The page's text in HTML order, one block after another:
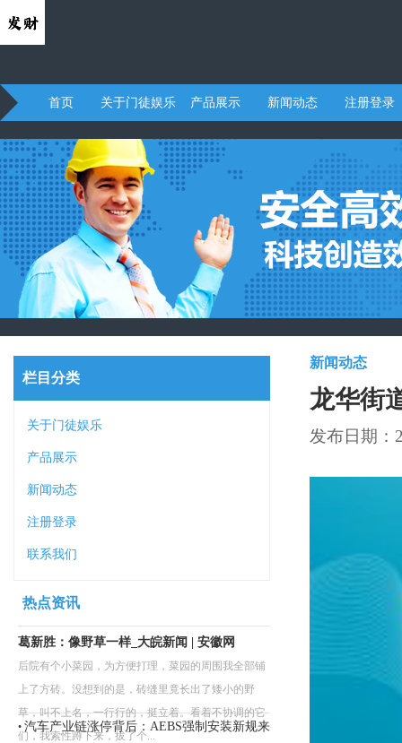
首页 关于门徒娱乐 产品展示 新闻动态 注册登录
栏目分类
关于门徒娱乐
产品展示
新闻动态
注册登录
联系我们
热点资讯
葛新胜：像野草一样_大皖新闻 | 安徽网
后院有个小菜园，为方便打理，菜园的周围我全部铺
上了方砖。没想到的是，砖缝里竟长出了矮小的野
草，叫不上名，一行行的，挺立着。看着不协调的它
们，我索性蹲下来，拔了个...
• 汽车产业链涨停背后：AEBS强制安装新规来
新闻动态
龙华街
发布日期：